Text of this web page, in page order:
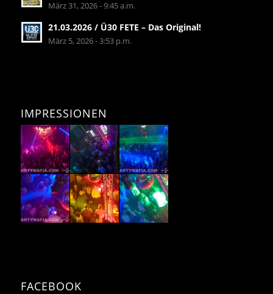
März 31, 2026 - 9:45 a.m.
21.03.2026 / Ü30 FETE – Das Original!
März 5, 2026 - 3:53 p.m.
IMPRESSIONEN
FACEBOOK